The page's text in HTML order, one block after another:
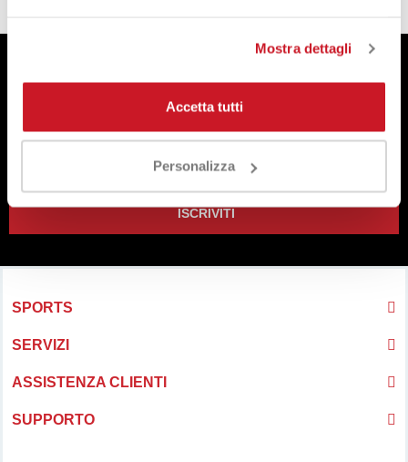
Mostra dettagli
Accetta tutti
Personalizza
Registrati e ricevi promozionie sconti
ISCRIVITI
SPORTS
SERVIZI
ASSISTENZA CLIENTI
SUPPORTO